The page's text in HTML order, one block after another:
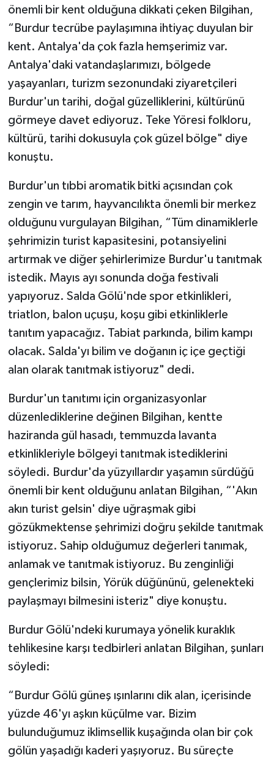
önemli bir kent olduğuna dikkati çeken Bilgihan,
“Burdur tecrübe paylaşımına ihtiyaç duyulan bir
kent. Antalya'da çok fazla hemşerimiz var.
Antalya'daki vatandaşlarımızı, bölgede
yaşayanları, turizm sezonundaki ziyaretçileri
Burdur'un tarihi, doğal güzelliklerini, kültürünü
görmeye davet ediyoruz. Teke Yöresi folkloru,
kültürü, tarihi dokusuyla çok güzel bölge" diye
konuştu.
Burdur'un tıbbi aromatik bitki açısından çok
zengin ve tarım, hayvancılıkta önemli bir merkez
olduğunu vurgulayan Bilgihan, “Tüm dinamiklerle
şehrimizin turist kapasitesini, potansiyelini
artırmak ve diğer şehirlerimize Burdur'u tanıtmak
istedik. Mayıs ayı sonunda doğa festivali
yapıyoruz. Salda Gölü'nde spor etkinlikleri,
triatlon, balon uçuşu, koşu gibi etkinliklerle
tanıtım yapacağız. Tabiat parkında, bilim kampı
olacak. Salda'yı bilim ve doğanın iç içe geçtiği
alan olarak tanıtmak istiyoruz" dedi.
Burdur'un tanıtımı için organizasyonlar
düzenlediklerine değinen Bilgihan, kentte
haziranda gül hasadı, temmuzda lavanta
etkinlikleriyle bölgeyi tanıtmak istediklerini
söyledi. Burdur'da yüzyıllardır yaşamın sürdüğü
önemli bir kent olduğunu anlatan Bilgihan, “'Akın
akın turist gelsin' diye uğraşmak gibi
gözükmektense şehrimizi doğru şekilde tanıtmak
istiyoruz. Sahip olduğumuz değerleri tanımak,
anlamak ve tanıtmak istiyoruz. Bu zenginliği
gençlerimiz bilsin, Yörük düğününü, gelenekteki
paylaşmayı bilmesini isteriz" diye konuştu.
Burdur Gölü'ndeki kurumaya yönelik kuraklık
tehlikesine karşı tedbirleri anlatan Bilgihan, şunları
söyledi:
“Burdur Gölü güneş ışınlarını dik alan, içerisinde
yüzde 46'yı aşkın küçülme var. Bizim
bulunduğumuz iklimsellik kuşağında olan bir çok
gölün yaşadığı kaderi yaşıyoruz. Bu süreçte